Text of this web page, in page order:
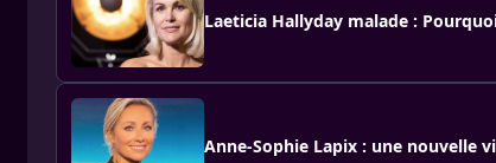
Laeticia Hallyday malade :
Anne-Sophie Lapix : une nouvelle